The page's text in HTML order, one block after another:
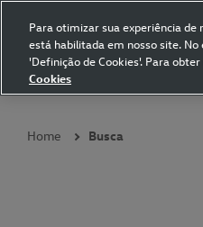
Volkswagen Collection
Coleções
Home Busca
Para otimizar sua experiência de
está habilitada em nosso site.
'Definição de Cookies'. Para
Cookies